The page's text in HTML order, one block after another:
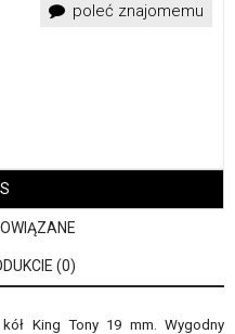
poleć znajomemu
(0)
King Tony 19 mm. Wygodny